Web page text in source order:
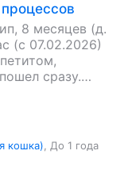
8 месяцев (д.
(с 07.02.2026)
сразу.
кошка) До 1 года